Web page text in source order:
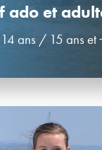
ado et
ans / 15 ans et